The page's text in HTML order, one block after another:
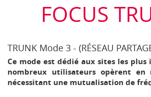
FOCUS
TRUNK Mode 3 - (RÉSEAU
Ce mode est dédié aux sites les
nombreux utilisateurs opèrent en
nécessitant une mutualisation de